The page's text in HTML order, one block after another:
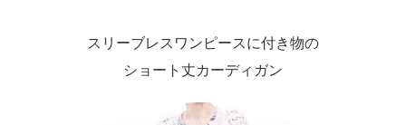
スリーブレスワンピースに付き物の
ショート丈カーディガン